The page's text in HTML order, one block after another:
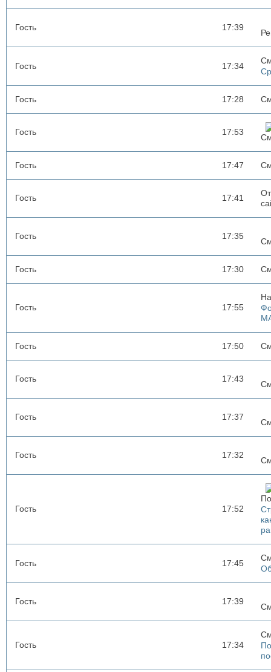
Гость 17:39
Гость 17:34
Гость 17:28
Гость 17:53
Гость 17:47
Гость 17:41
Гость 17:35
Гость 17:30
Гость 17:55
Гость 17:50
Гость 17:43
Гость 17:37
Гость 17:32
Гость 17:52
Гость 17:45
Гость 17:39
Гость 17:34